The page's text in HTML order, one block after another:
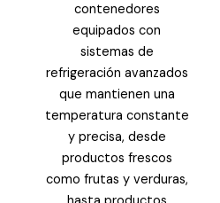
contenedores
equipados con
sistemas de
refrigeración avanzados
que mantienen una
temperatura constante
y precisa, desde
productos frescos
como frutas y verduras,